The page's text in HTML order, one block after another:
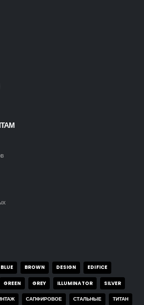
BLUE BROWN DESIGN EDIFICE
GREEN GREY ILLUMINATOR SILVER
САПФИРОВОЕ СТАЛЬНЫЕ ТИТАН